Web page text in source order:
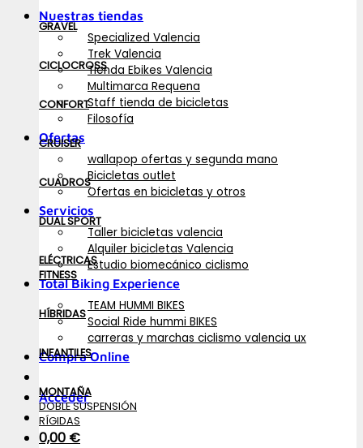
Nuestras tiendas
Specialized Valencia
Trek Valencia
Tienda Ebikes Valencia
Multimarca Requena
Staff tienda de bicicletas
Filosofía
Ofertas
wallapop ofertas y segunda mano
Bicicletas outlet
Ofertas en bicicletas y otros
Servicios
Taller bicicletas valencia
Alquiler bicicletas Valencia
Estudio biomecánico ciclismo
Total Biking Experience
TEAM HUMMI BIKES
Social Ride hummi BIKES
carreras y marchas ciclismo valencia ux
Compra Online
Acceder
0,00 €
GRAVEL
CICLOCROSS
CONFORT
CRUISER
CUADROS
DUAL SPORT
ELÉCTRICAS
FITNESS
HÍBRIDAS
INFANTILES
MONTAÑA
DOBLE SUSPENSIÓN
RÍGIDAS